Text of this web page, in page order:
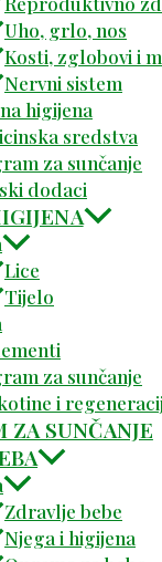
Uho, grlo, nos
Kosti, zglobovi i
Nervni sistem
higijena
sredstva
za sunčanje
dodaci
Lice
Tijelo
za sunčanje
i
ZA SUNČANJE
Zdravlje bebe
Njega i higijena